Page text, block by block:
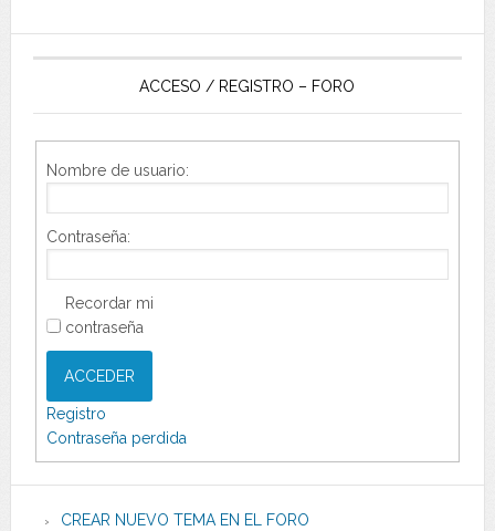
ACCESO / REGISTRO – FORO
Nombre de usuario:
Contraseña:
Recordar mi
contraseña
ACCEDER
Registro
Contraseña perdida
CREAR NUEVO TEMA EN EL FORO